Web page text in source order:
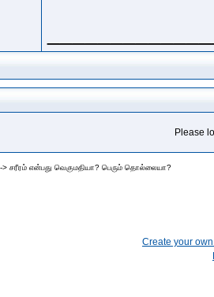
Please
-> சரீரம் என்பது வெகுமதியா? பெரும் தொல்லையா?
Create your